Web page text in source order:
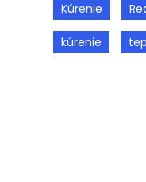
Kúrenie
kúrenie